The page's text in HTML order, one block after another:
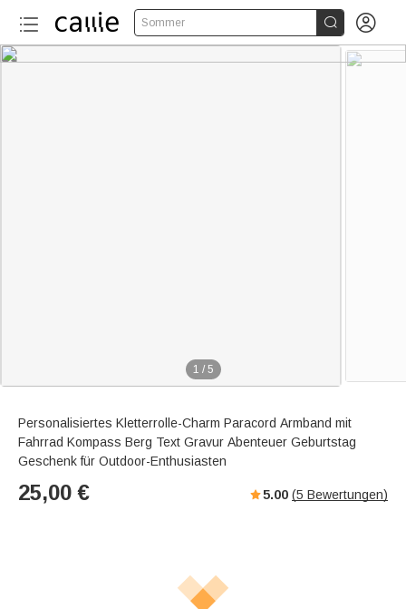
Sommer  
1 / 5
Personalisiertes Kletterrolle-Charm Paracord Armband mit
Fahrrad Kompass Berg Text Gravur Abenteuer Geburtstag
Geschenk für Outdoor-Enthusiasten
25,00 € 5.00 (5 Bewertungen)